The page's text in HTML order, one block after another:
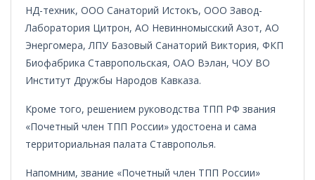
НД-техник, ООО Санаторий Истокъ, ООО Завод-
Лаборатория Цитрон, АО Невинномысский Азот, АО
Энергомера, ЛПУ Базовый Санаторий Виктория, ФКП
Биофабрика Ставропольская, ОАО Вэлан, ЧОУ ВО
Институт Дружбы Народов Кавказа.
Кроме того, решением руководства ТПП РФ звания
«Почетный член ТПП России» удостоена и сама
территориальная палата Ставрополья.
Напомним, звание «Почетный член ТПП России»